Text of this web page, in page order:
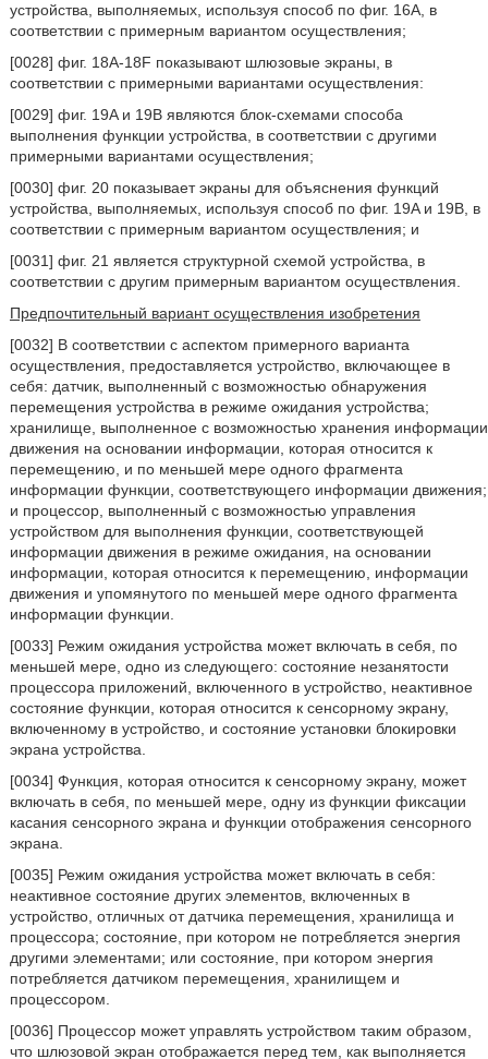
устройства, выполняемых, используя способ по фиг. 16A, в
соответствии с примерным вариантом осуществления;
[0028] фиг. 18A-18F показывают шлюзовые экраны, в
соответствии с примерными вариантами осуществления:
[0029] фиг. 19A и 19B являются блок-схемами способа
выполнения функции устройства, в соответствии с другими
примерными вариантами осуществления;
[0030] фиг. 20 показывает экраны для объяснения функций
устройства, выполняемых, используя способ по фиг. 19A и 19B, в
соответствии с примерным вариантом осуществления; и
[0031] фиг. 21 является структурной схемой устройства, в
соответствии с другим примерным вариантом осуществления.
Предпочтительный вариант осуществления изобретения
[0032] В соответствии с аспектом примерного варианта
осуществления, предоставляется устройство, включающее в
себя: датчик, выполненный с возможностью обнаружения
перемещения устройства в режиме ожидания устройства;
хранилище, выполненное с возможностью хранения информации
движения на основании информации, которая относится к
перемещению, и по меньшей мере одного фрагмента
информации функции, соответствующего информации движения;
и процессор, выполненный с возможностью управления
устройством для выполнения функции, соответствующей
информации движения в режиме ожидания, на основании
информации, которая относится к перемещению, информации
движения и упомянутого по меньшей мере одного фрагмента
информации функции.
[0033] Режим ожидания устройства может включать в себя, по
меньшей мере, одно из следующего: состояние незанятости
процессора приложений, включенного в устройство, неактивное
состояние функции, которая относится к сенсорному экрану,
включенному в устройство, и состояние установки блокировки
экрана устройства.
[0034] Функция, которая относится к сенсорному экрану, может
включать в себя, по меньшей мере, одну из функции фиксации
касания сенсорного экрана и функции отображения сенсорного
экрана.
[0035] Режим ожидания устройства может включать в себя:
неактивное состояние других элементов, включенных в
устройство, отличных от датчика перемещения, хранилища и
процессора; состояние, при котором не потребляется энергия
другими элементами; или состояние, при котором энергия
потребляется датчиком перемещения, хранилищем и
процессором.
[0036] Процессор может управлять устройством таким образом,
что шлюзовой экран отображается перед тем, как выполняется